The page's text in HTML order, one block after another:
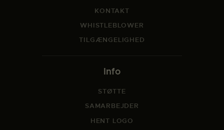
KONTAKT
WHISTLEBLOWER
TILGÆNGELIGHED
Info
STØTTE
SAMARBEJDER
HENT LOGO